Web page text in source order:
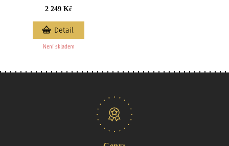
2 249 Kč
Není skladem
Detail